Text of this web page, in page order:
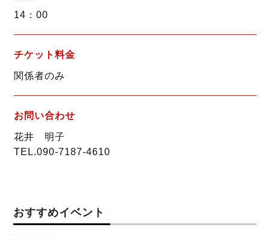
14：00
チケット料金
関係者のみ
お問い合わせ
花井 明子
TEL.090-7187-4610
おすすめイベント